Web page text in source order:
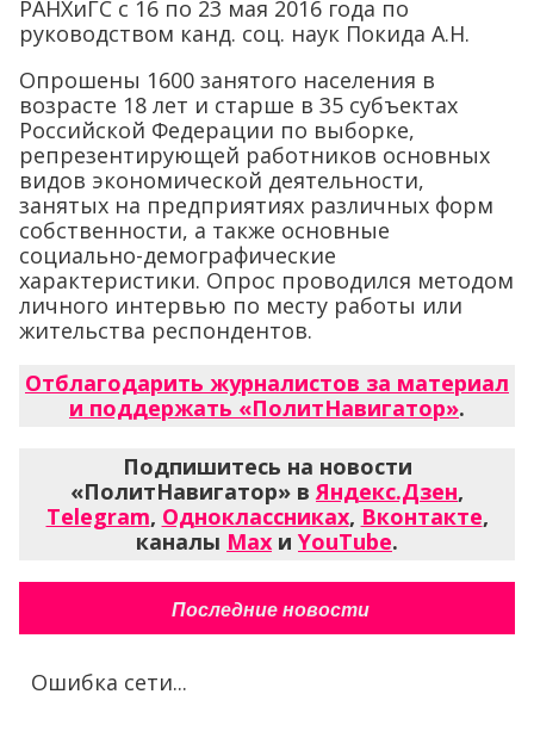
РАНХиГС с 16 по 23 мая 2016 года по
руководством канд. соц. наук Покида А.Н.
Опрошены 1600 занятого населения в
возрасте 18 лет и старше в 35 субъектах
Российской Федерации по выборке,
репрезентирующей работников основных
видов экономической деятельности,
занятых на предприятиях различных форм
собственности, а также основные
социально-демографические
характеристики. Опрос проводился методом
личного интервью по месту работы или
жительства респондентов.
Отблагодарить журналистов за материал
и поддержать «ПолитНавигатор».
Подпишитесь на новости
«ПолитНавигатор» вЯндекс.Дзен,
Telegram, Одноклассниках, Вконтакте,
каналы Max и YouTube.
Последние новости
Ошибка сети...